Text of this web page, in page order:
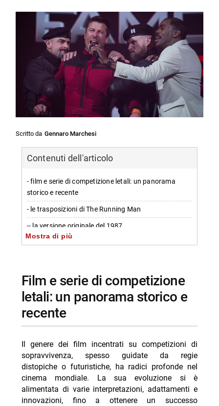
Scritto da Gennaro Marchesi
Contenuti dell'articolo
- film e serie di competizione letali: un panorama
storico e recente
- le trasposizioni di The Running Man
-- la versione originale del 1987
-- il remake del 2025 sotto la regia di Edgar Wright
-- il film Il gioco del 1997
-- il film Gamer del 2009
- i classici del cinema di competizione e
sopravvivenza
-- Mortal Kombat (1995)
- film più recenti e innovativi
-- Alita: Battle Angel (2019)
-- Ready or Not (2019)
Mostra di più
film e serie di competizione
letali: un panorama storico e
recente
Il genere dei film incentrati su competizioni di
sopravvivenza, spesso guidate da regie
distopiche o futuristiche, ha radici profonde nel
cinema mondiale. La sua evoluzione si è
alimentata di varie interpretazioni, adattamenti e
innovazioni, fino a ottenere un successo